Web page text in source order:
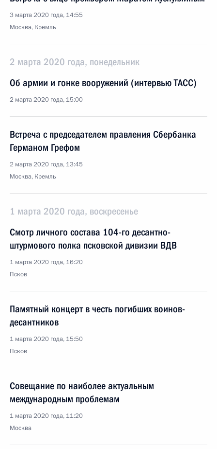
3 марта 2020 года, 14:55
Москва, Кремль
2 марта 2020 года, понедельник
Об армии и гонке вооружений (интервью ТАСС)
2 марта 2020 года, 15:00
Встреча с председателем правления Сбербанка
Германом Грефом
2 марта 2020 года, 13:45
Москва, Кремль
1 марта 2020 года, воскресенье
Смотр личного состава 104-го десантно-
штурмового полка псковской дивизии ВДВ
1 марта 2020 года, 16:20
Псков
Памятный концерт в честь погибших воинов-
десантников
1 марта 2020 года, 15:50
Псков
Совещание по наиболее актуальным
международным проблемам
1 марта 2020 года, 11:20
Москва